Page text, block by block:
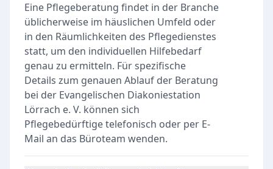
Eine Pflegeberatung findet in der Branche
üblicherweise im häuslichen Umfeld oder
in den Räumlichkeiten des Pflegedienstes
statt, um den individuellen Hilfebedarf
genau zu ermitteln. Für spezifische
Details zum genauen Ablauf der Beratung
bei der Evangelischen Diakoniestation
Lörrach e. V. können sich
Pflegebedürftige telefonisch oder per E-
Mail an das Büroteam wenden.